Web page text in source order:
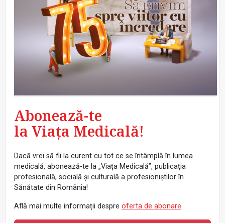
Abonează-te
la Viața Medicală!
Dacă vrei să fii la curent cu tot ce se întâmplă în lumea
medicală, abonează-te la „Viața Medicală”, publicația
profesională, socială și culturală a profesioniștilor în
Sănătate din România!
Află mai multe informații despre oferta de abonare.